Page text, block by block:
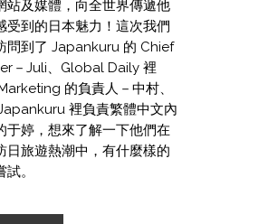
站及媒體，向全世界傳遞他
受到的日本魅力！這次我們
問到了 Japankuru 的 Chief
－Juli、Global Daily 裡
的負責人－中村、
裡負責繁體中文內
于婷，想來了解一下他們在
日旅遊熱潮中，有什麼樣的
。